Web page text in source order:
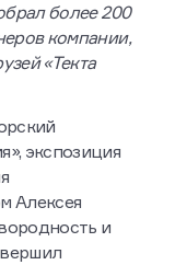
более 200
компании,
«Текта
экспозиция
Алексея
и